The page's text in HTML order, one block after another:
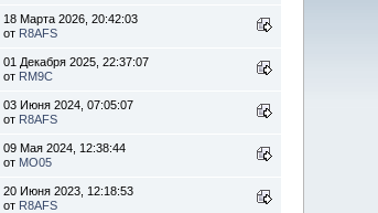
18 Марта 2026, 20:42:03
от R8AFS
01 Декабря 2025, 22:37:07
от RM9C
03 Июня 2024, 07:05:07
от R8AFS
09 Мая 2024, 12:38:44
от MO05
20 Июня 2023, 12:18:53
от R8AFS